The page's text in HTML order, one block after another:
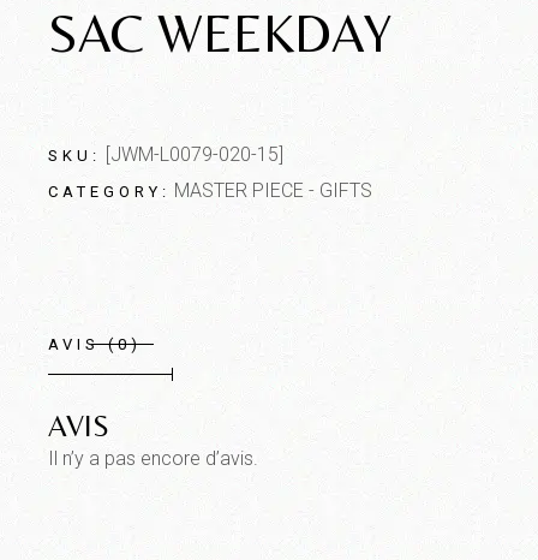
SAC WEEKDAY
SKU: [JWM-L0079-020-15]
CATEGORY: MASTER PIECE - GIFTS
AVIS (0)
AVIS
Il n’y a pas encore d’avis.